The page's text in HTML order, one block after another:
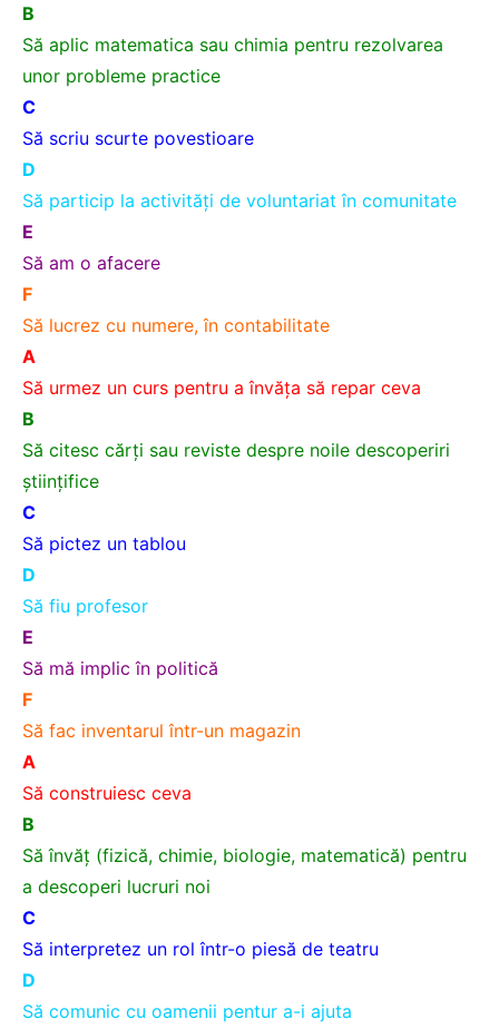
B
Să aplic matematica sau chimia pentru rezolvarea
unor probleme practice
C
Să scriu scurte povestioare
D
Să particip la activităţi de voluntariat în comunitate
E
Să am o afacere
F
Să lucrez cu numere, în contabilitate
A
Să urmez un curs pentru a învăţa să repar ceva
B
Să citesc cărţi sau reviste despre noile descoperiri
ştiinţifice
C
Să pictez un tablou
D
Să fiu profesor
E
Să mă implic în politică
F
Să fac inventarul într-un magazin
A
Să construiesc ceva
B
Să învăţ (fizică, chimie, biologie, matematică) pentru
a descoperi lucruri noi
C
Să interpretez un rol într-o piesă de teatru
D
Să comunic cu oamenii pentur a-i ajuta